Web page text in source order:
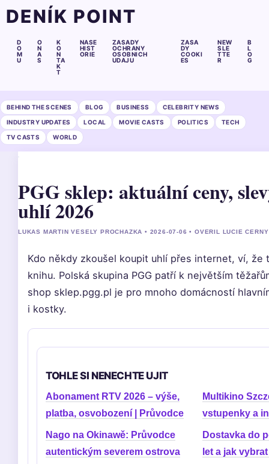
DENÍK POINT
D
O
M
U
O
N
A
S
K
O
N
TA
K
T
NASE
HIST
ORIE
ZASADY
OCHRANY
OSOBNICH
UDAJU
ZASA
DY
COOKI
ES
NEW
SLE
TTE
R
B
L
O
G
BEHIND THE SCENES BLOG BUSINESS CELEBRITY NEWS
INDUSTRY UPDATES LOCAL MOVIE CASTS POLITICS TECH
TV CASTS WORLD
PGG sklep: aktuální ceny,
uhlí 2026
LUKAS MARTIN VESELY PROCHAZKA • 2026-07-06 • OVERIL LUCIE CERNY
Kdo někdy zkoušel koupit uhlí přes internet, ví, že
knihu. Polská skupina PGG patří k největším
shop sklep.pgg.pl je pro mnoho domácností
i kostky.
TOHLE SI NENECHTE UJIT
Abonament RTV 2026 – výše,
platba, osvobození | Průvodce
Multikino
vstupenky a
Nago na Okinawě: Průvodce
autentickým severem ostrova
Dostavka do
let a jak